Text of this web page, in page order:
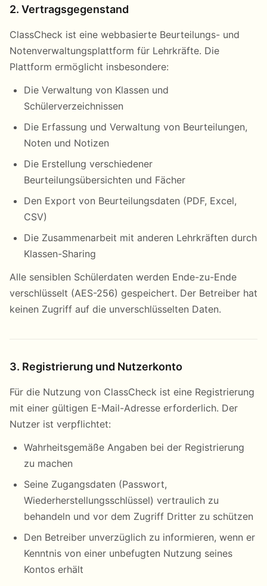
2. Vertragsgegenstand
ClassCheck ist eine webbasierte Beurteilungs- und
Notenverwaltungsplattform für Lehrkräfte. Die
Plattform ermöglicht insbesondere:
Die Verwaltung von Klassen und
Schülerverzeichnissen
Die Erfassung und Verwaltung von Beurteilungen,
Noten und Notizen
Die Erstellung verschiedener
Beurteilungsübersichten und Fächer
Den Export von Beurteilungsdaten (PDF, Excel,
CSV)
Die Zusammenarbeit mit anderen Lehrkräften durch
Klassen-Sharing
Alle sensiblen Schülerdaten werden Ende-zu-Ende
verschlüsselt (AES-256) gespeichert. Der Betreiber hat
keinen Zugriff auf die unverschlüsselten Daten.
3. Registrierung und Nutzerkonto
Für die Nutzung von ClassCheck ist eine Registrierung
mit einer gültigen E-Mail-Adresse erforderlich. Der
Nutzer ist verpflichtet:
Wahrheitsgemäße Angaben bei der Registrierung
zu machen
Seine Zugangsdaten (Passwort,
Wiederherstellungsschlüssel) vertraulich zu
behandeln und vor dem Zugriff Dritter zu schützen
Den Betreiber unverzüglich zu informieren, wenn er
Kenntnis von einer unbefugten Nutzung seines
Kontos erhält